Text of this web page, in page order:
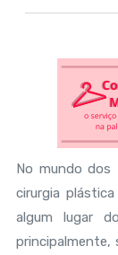
No mundo
cirurgia
algum lugar
principalmente,